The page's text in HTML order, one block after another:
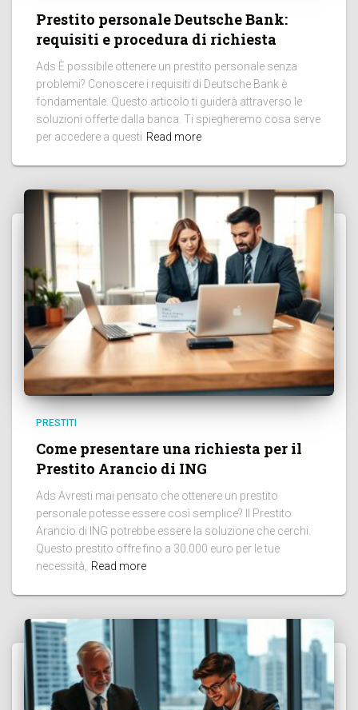
Prestito personale Deutsche Bank:
requisiti e procedura di richiesta
Ads È possibile ottenere un prestito personale senza
problemi? Conoscere i requisiti di Deutsche Bank è
fondamentale. Questo articolo ti guiderà attraverso le
soluzioni offerte dalla banca. Ti spiegheremo cosa serve
per accedere a questi Read more
PRESTITI
Come presentare una richiesta per il
Prestito Arancio di ING
Ads Avresti mai pensato che ottenere un prestito
personale potesse essere così semplice? Il Prestito
Arancio di ING potrebbe essere la soluzione che cerchi.
Questo prestito offre fino a 30.000 euro per le tue
necessità, Read more